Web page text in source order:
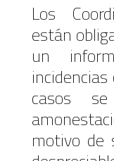
Los
están
un
casos
motivo de